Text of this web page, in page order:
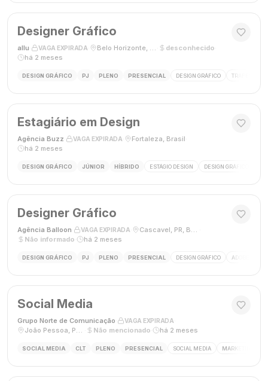
Designer Gráfico
allu VAGA EXPIRADA Belo Horizonte, MG, Brasil desconhecido
há 2 meses
DESIGN GRÁFICO PJ PLENO PRESENCIAL DESIGN GRÁFICO TRÁFEGO
Estagiário em Design
Agência Buzz VAGA EXPIRADA Fortaleza, Brasil
há 2 meses
DESIGN GRÁFICO JÚNIOR HÍBRIDO ESTÁGIO DESIGN DESIGN GRÁFICO
Designer Gráfico
Agência Balloon VAGA EXPIRADA Cascavel, PR, Brasil
Não informado
há 2 meses
DESIGN GRÁFICO PJ PLENO PRESENCIAL DESIGN GRÁFICO ADOBE
Social Media
Grupo Norte de Comunicação VAGA EXPIRADA
João Pessoa, Paraíba, Brasil
Não mencionado há 2 meses
SOCIAL MEDIA CLT PLENO PRESENCIAL SOCIAL MEDIA MARKETING